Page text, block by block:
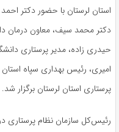
استان لرستان با حضور دکتر
دکتر محمد سیف، معاون درمان
حیدری زاده، مدیر پرستاری
امیری، رئیس بهداری سپاه
پرستاری استان لرستان برگزار شد.
رئیس‌کل سازمان نظام پرستاری